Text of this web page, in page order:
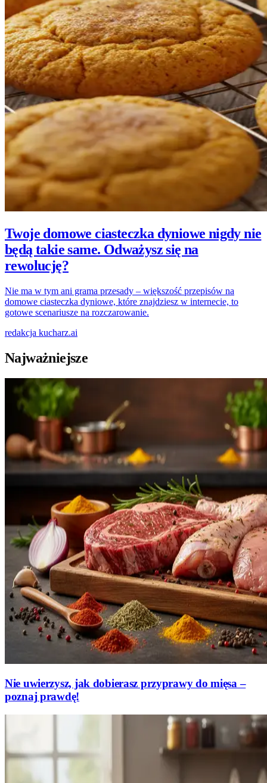
Twoje domowe ciasteczka dyniowe nigdy nie
będą takie same. Odważysz się na
rewolucję?
Nie ma w tym ani grama przesady – większość przepisów na
domowe ciasteczka dyniowe, które znajdziesz w internecie, to
gotowe scenariusze na rozczarowanie.
redakcja kucharz.ai
Najważniejsze
Nie uwierzysz, jak dobierasz przyprawy do mięsa –
poznaj prawdę!